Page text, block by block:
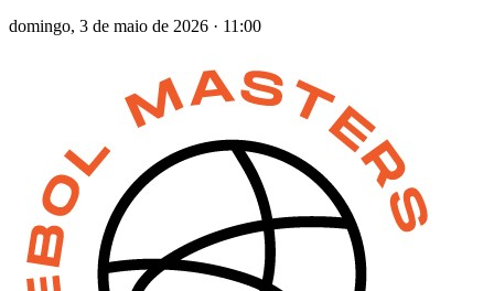
domingo, 3 de maio de 2026 · 11:00